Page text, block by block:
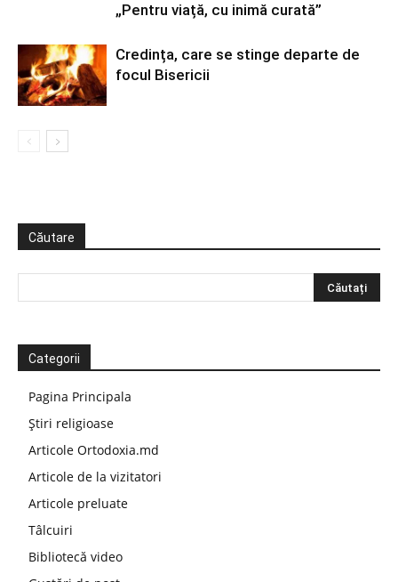
„Pentru viață, cu inimă curată”
Credința, care se stinge departe de
focul Bisericii
Căutare
Categorii
Pagina Principala
Știri religioase
Articole Ortodoxia.md
Articole de la vizitatori
Articole preluate
Tâlcuiri
Bibliotecă video